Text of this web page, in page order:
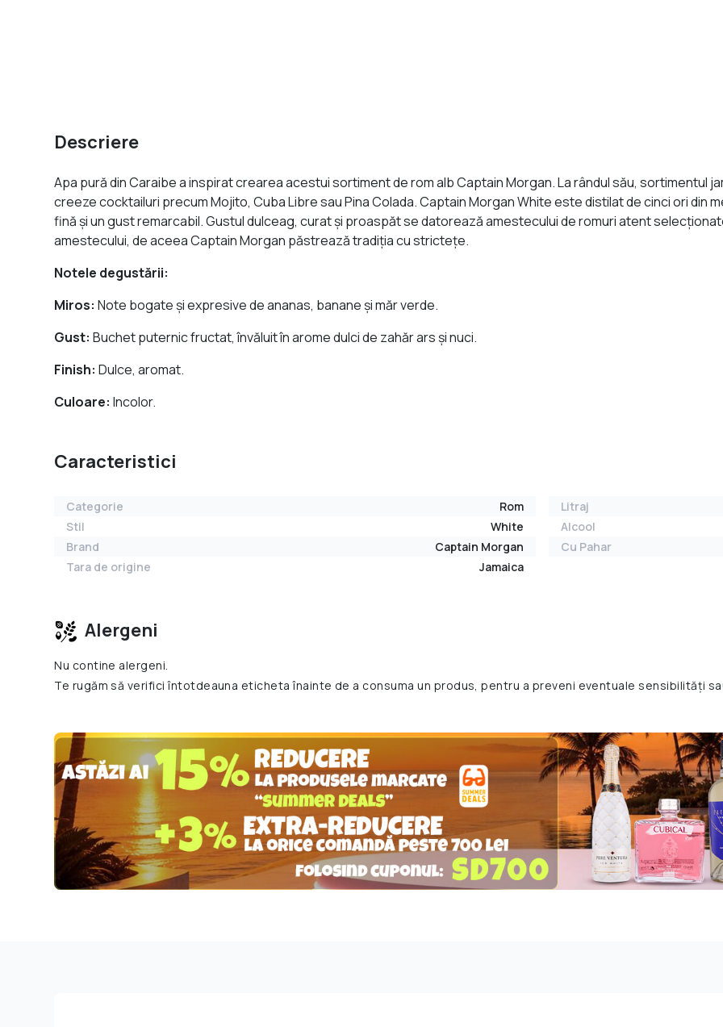
Descriere
Apa pură din Caraibe a inspirat crearea acestui sortiment de rom alb Captain Morgan. La rândul său, sortimentul
creeze cocktailuri precum Mojito, Cuba Libre sau Pina Colada. Captain Morgan White este distilat de cinci ori din
fină şi un gust remarcabil. Gustul dulceag, curat şi proaspăt se datorează amestecului de romuri atent
amestecului, de aceea Captain Morgan păstrează tradiţia cu stricteţe.
Notele degustării:
Miros: Note bogate şi expresive de ananas, banane şi măr verde.
Gust: Buchet puternic fructat, învăluit în arome dulci de zahăr ars şi nuci.
Finish: Dulce, aromat.
Culoare: Incolor.
Caracteristici
Categorie
Rom
Stil
White
Brand
Captain Morgan
Tara de origine
Jamaica
Litraj
Alcool
Cu Pahar
Alergeni
Nu contine alergeni.
Te rugăm să verifici întotdeauna eticheta înainte de a consuma un produs, pentru a preveni eventuale sensibilități